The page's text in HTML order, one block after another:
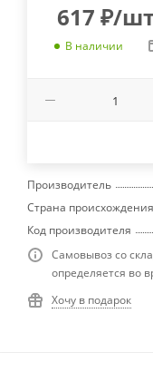
617 ₽/
В наличии
Производитель
Страна происхождения
Код производителя
Самовывоз со
определяется во
Хочу в подарок